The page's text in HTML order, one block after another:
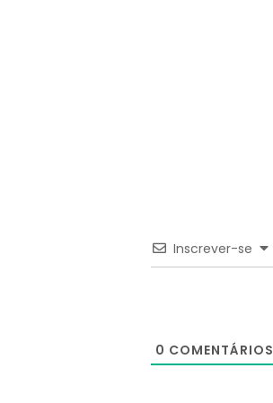
Inscrever-se
0 COMENTÁRIOS